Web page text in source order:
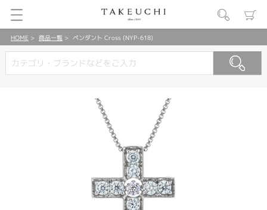
HOME 商品一覧 ペンダント Cross (NYP-618)